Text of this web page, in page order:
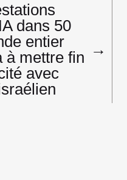
dans 50
entier
à mettre fin
avec
→